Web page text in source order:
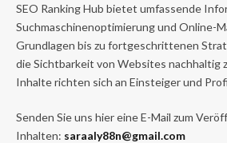
SEO Ranking Hub bietet umfassende
Suchmaschinenoptimierung und Online-
Grundlagen bis zu fortgeschrittenen
die Sichtbarkeit von Websites nachhaltig
Inhalte richten sich an Einsteiger und
Senden Sie uns hier eine E-Mail zum
Inhalten: saraaly88n@gmail.com